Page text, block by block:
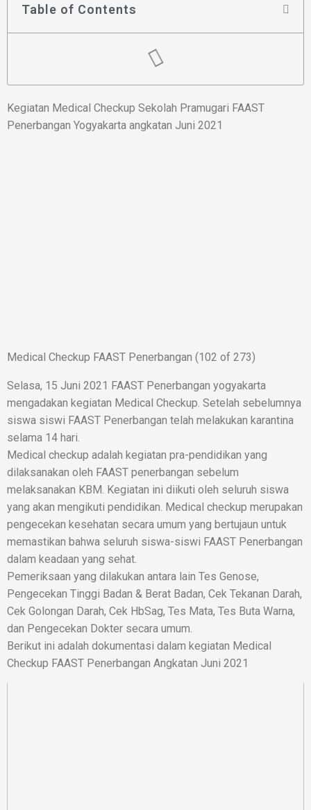
Table of Contents
Kegiatan Medical Checkup Sekolah Pramugari FAAST
Penerbangan Yogyakarta angkatan Juni 2021
Medical Checkup FAAST Penerbangan (102 of 273)
Selasa, 15 Juni 2021 FAAST Penerbangan yogyakarta
mengadakan kegiatan Medical Checkup. Setelah sebelumnya
siswa siswi FAAST Penerbangan telah melakukan karantina
selama 14 hari.
Medical checkup adalah kegiatan pra-pendidikan yang
dilaksanakan oleh FAAST penerbangan sebelum
melaksanakan KBM. Kegiatan ini diikuti oleh seluruh siswa
yang akan mengikuti pendidikan. Medical checkup merupakan
pengecekan kesehatan secara umum yang bertujaun untuk
memastikan bahwa seluruh siswa-siswi FAAST Penerbangan
dalam keadaan yang sehat.
Pemeriksaan yang dilakukan antara lain Tes Genose,
Pengecekan Tinggi Badan & Berat Badan, Cek Tekanan Darah,
Cek Golongan Darah, Cek HbSag, Tes Mata, Tes Buta Warna,
dan Pengecekan Dokter secara umum.
Berikut ini adalah dokumentasi dalam kegiatan Medical
Checkup FAAST Penerbangan Angkatan Juni 2021